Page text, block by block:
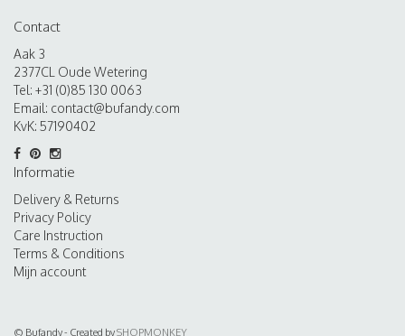
Contact
Aak 3
2377CL Oude Wetering
Tel: +31 (0)85 130 0063
Email: contact@bufandy.com
KvK: 57190402
Informatie
Delivery & Returns
Privacy Policy
Care Instruction
Terms & Conditions
Mijn account
© Bufandy - Created bySHOPMONKEY